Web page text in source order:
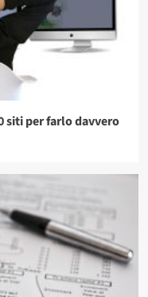
siti per farlo davvero